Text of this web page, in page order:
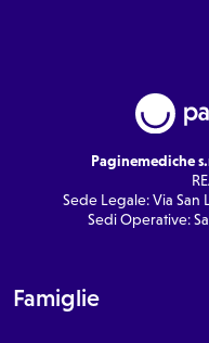
Paginemediche
Sede Legale: Via San
Sedi Operative:
Famiglie